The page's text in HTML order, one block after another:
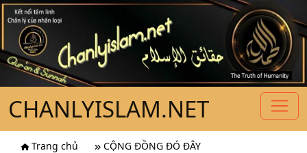
CHANLYISLAM.NET
Trang chủ CỘNG ĐỒNG ĐÓ ĐÂY